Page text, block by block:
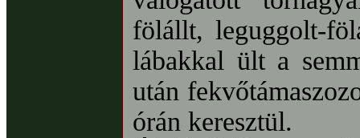
fölállt, leguggolt-
lábakkal ült a
után
órán keresztül.